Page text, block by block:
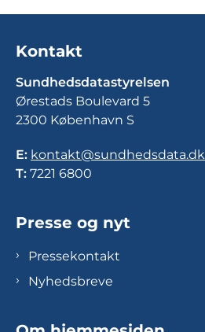
Kontakt
Sundhedsdatastyrelsen
Ørestads Boulevard 5
2300 København S
E: kontakt@sundhedsdata.dk
T: 7221 6800
Presse og nyt
Pressekontakt
Nyhedsbreve